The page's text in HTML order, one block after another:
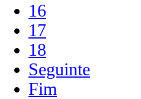
16
17
18
Seguinte
Fim